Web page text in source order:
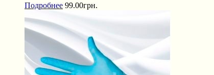
Подробнее 99.00грн.